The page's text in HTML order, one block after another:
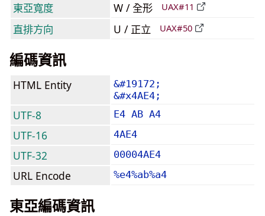
東亞寬度
W / 全形 UAX#11
直排方向 U / 正立 UAX#50
編碼資訊
HTML Entity
&#19172;
&#x4AE4;
UTF-8 E4 AB A4
UTF-16 4AE4
UTF-32 00004AE4
URL Encode %e4%ab%a4
東亞編碼資訊